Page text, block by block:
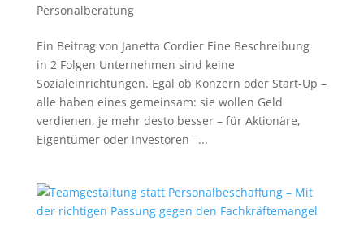
Personalberatung
Ein Beitrag von Janetta Cordier Eine Beschreibung
in 2 Folgen Unternehmen sind keine
Sozialeinrichtungen. Egal ob Konzern oder Start-Up –
alle haben eines gemeinsam: sie wollen Geld
verdienen, je mehr desto besser – für Aktionäre,
Eigentümer oder Investoren –...